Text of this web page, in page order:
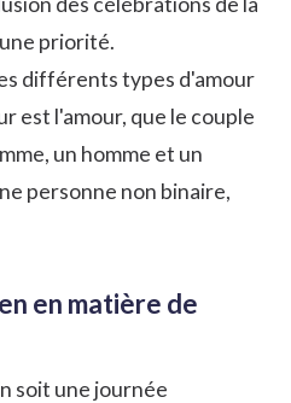
priorité.
différents types d'amour
est l'amour, que le couple
un homme et un
personne non binaire,
en matière de
soit une journée